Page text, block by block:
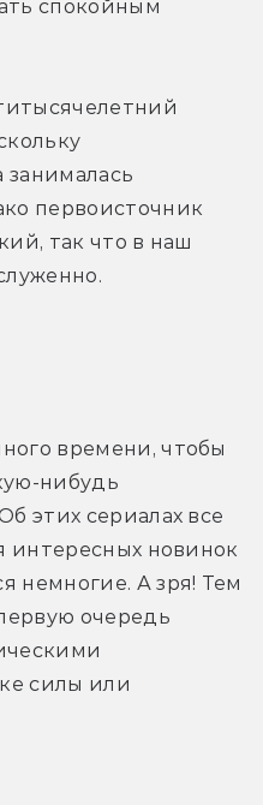
спокойным
занималась
первоисточник
так что в наш
времени, чтобы
нибудь
этих сериалах все
интересных новинок
немногие. А зря! Тем
очередь
силы или